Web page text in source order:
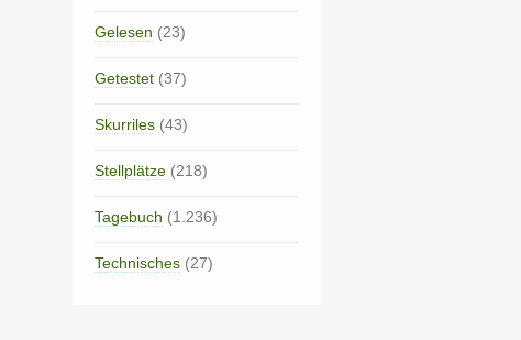
Gelesen (23)
Getestet(37)
Skurriles(43)
Stellplätze(218)
Tagebuch (1.236)
Technisches(27)